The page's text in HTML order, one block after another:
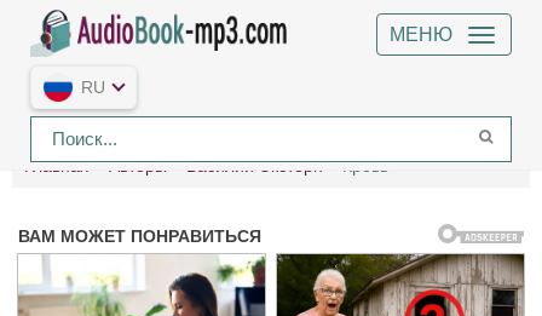
МЕНЮ
RU
Главная Авторы Василий Экстерн Кровь